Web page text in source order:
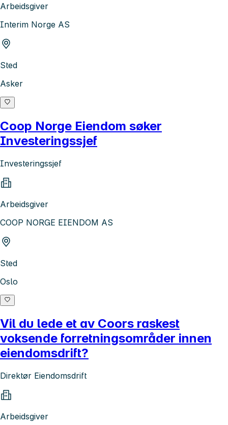
Arbeidsgiver
Interim Norge AS
Sted
Asker
Coop Norge Eiendom søker
Investeringssjef
Investeringssjef
Arbeidsgiver
COOP NORGE EIENDOM AS
Sted
Oslo
Vil du lede et av Coors raskest
voksende forretningsområder innen
eiendomsdrift?
Direktør Eiendomsdrift
Arbeidsgiver